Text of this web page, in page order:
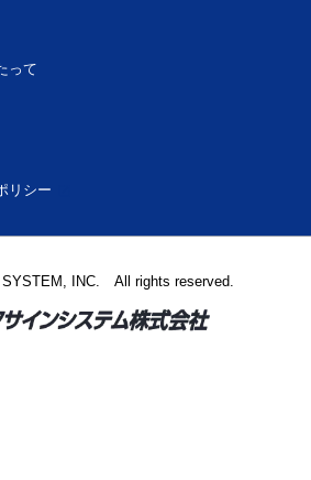
って
リシー
INC. All rights reserved.